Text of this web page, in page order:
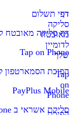
דף
סליקה
מאובטח
לדומיין
שלך
Tap
on
Phone
דפי תשלום
דף סליקה מאובטח
Tap on Phone
הפיכת הסמארטפון
PayPlus Mobile
סליקת אשראי ב iPhone או Android